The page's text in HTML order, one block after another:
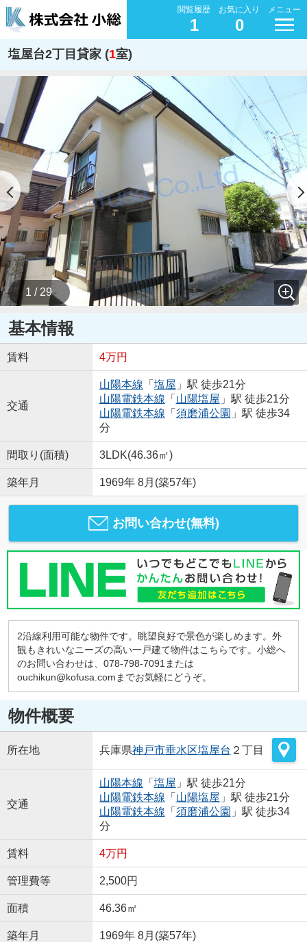
閲覧履歴
1
お気に入り
0
メニュー
塩屋台2丁目貸家 (1室)
1 / 29
基本情報
賃料 4万円
交通
山陽本線 「 塩屋 」駅 徒歩21分
山陽電鉄本線 「 山陽塩屋 」駅 徒歩21分
山陽電鉄本線 「 須磨浦公園 」駅 徒歩34
分
間取り(面積) 3LDK(46.36㎡)
築年月 1969年 8月(築57年)
お問い合わせ(無料)
2沿線利用可能な物件です。眺望良好で景色が楽しめます。外
観もきれいなニーズの高い一戸建て物件はこちらです。小総へ
のお問い合わせは、078-798-7091または
ouchikun@kofusa.comまでお気軽にどうぞ。
物件概要
所在地 兵庫県神戸市垂水区塩屋台 ２丁目
交通
山陽本線 「 塩屋 」駅 徒歩21分
山陽電鉄本線 「 山陽塩屋 」駅 徒歩21分
山陽電鉄本線 「 須磨浦公園 」駅 徒歩34
分
賃料 4万円
管理費等 2,500円
面積 46.36㎡
築年月 1969年 8月(築57年)